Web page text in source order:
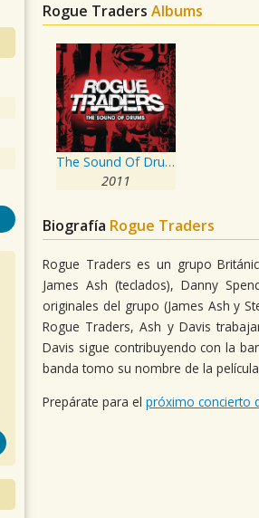
Rogue Traders Albums
The Sound Of Drums
2011
Biografía Rogue Traders
Rogue Traders es un grupo
James Ash (teclados), Danny
originales del grupo (James Ash y
Rogue Traders, Ash y Davis
Davis sigue contribuyendo con la
banda tomo su nombre de la
Prepárate para el próximo concierto